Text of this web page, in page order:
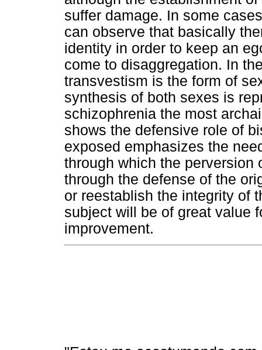
suffer damage. In some
can observe that basically
identity in order to keep an
come to disaggregation. In
transvestism is the form of
synthesis of both sexes is
schizophrenia the most
shows the defensive role of
exposed emphasizes the
through which the perversion
through the defense of the
or reestablish the integrity of
subject will be of great value
improvement.